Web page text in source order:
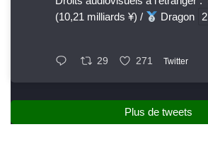
(10,21 milliards ¥) /
Dragon 2
29 271 Twitter
Plus de tweets